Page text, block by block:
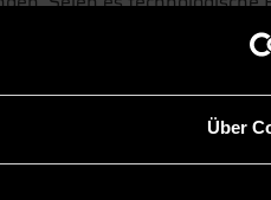
Über
Nachfrage nach
umfassenden
systematisch und
werden Soft Skills